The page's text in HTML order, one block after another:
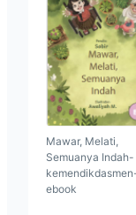
Mawar, Melati,
Semuanya Indah-
ebook